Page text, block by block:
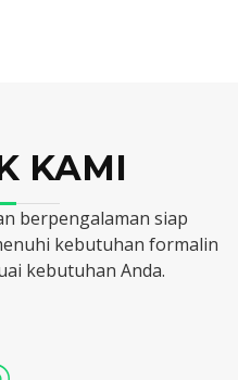
KAMI
berpengalaman siap
kebutuhan formalin
kebutuhan Anda.